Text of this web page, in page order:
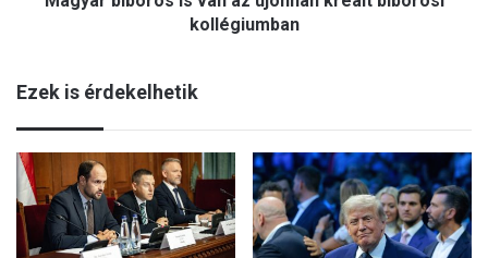
kollégiumban
Ezek is érdekelhetik